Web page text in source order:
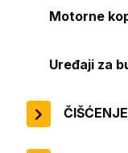
Motorne
Uređaji za
ČIŠĆENJE